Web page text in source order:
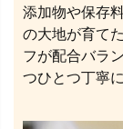
添加物や保存
の大地が育て
フが配合バラ
つひとつ丁寧